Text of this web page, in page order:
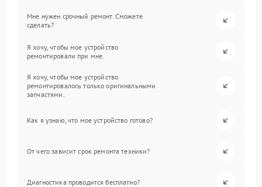
Мне нужен срочный ремонт. Сможете
сделать?
Я хочу, чтобы мое устройство
ремонтировали при мне.
Я хочу, чтобы мое устройство
ремонтировалось только оригинальными
запчастями.
Как я узнаю, что мое устройство готово?
От чего зависит срок ремонта техники?
Диагностика проводится бесплатно?